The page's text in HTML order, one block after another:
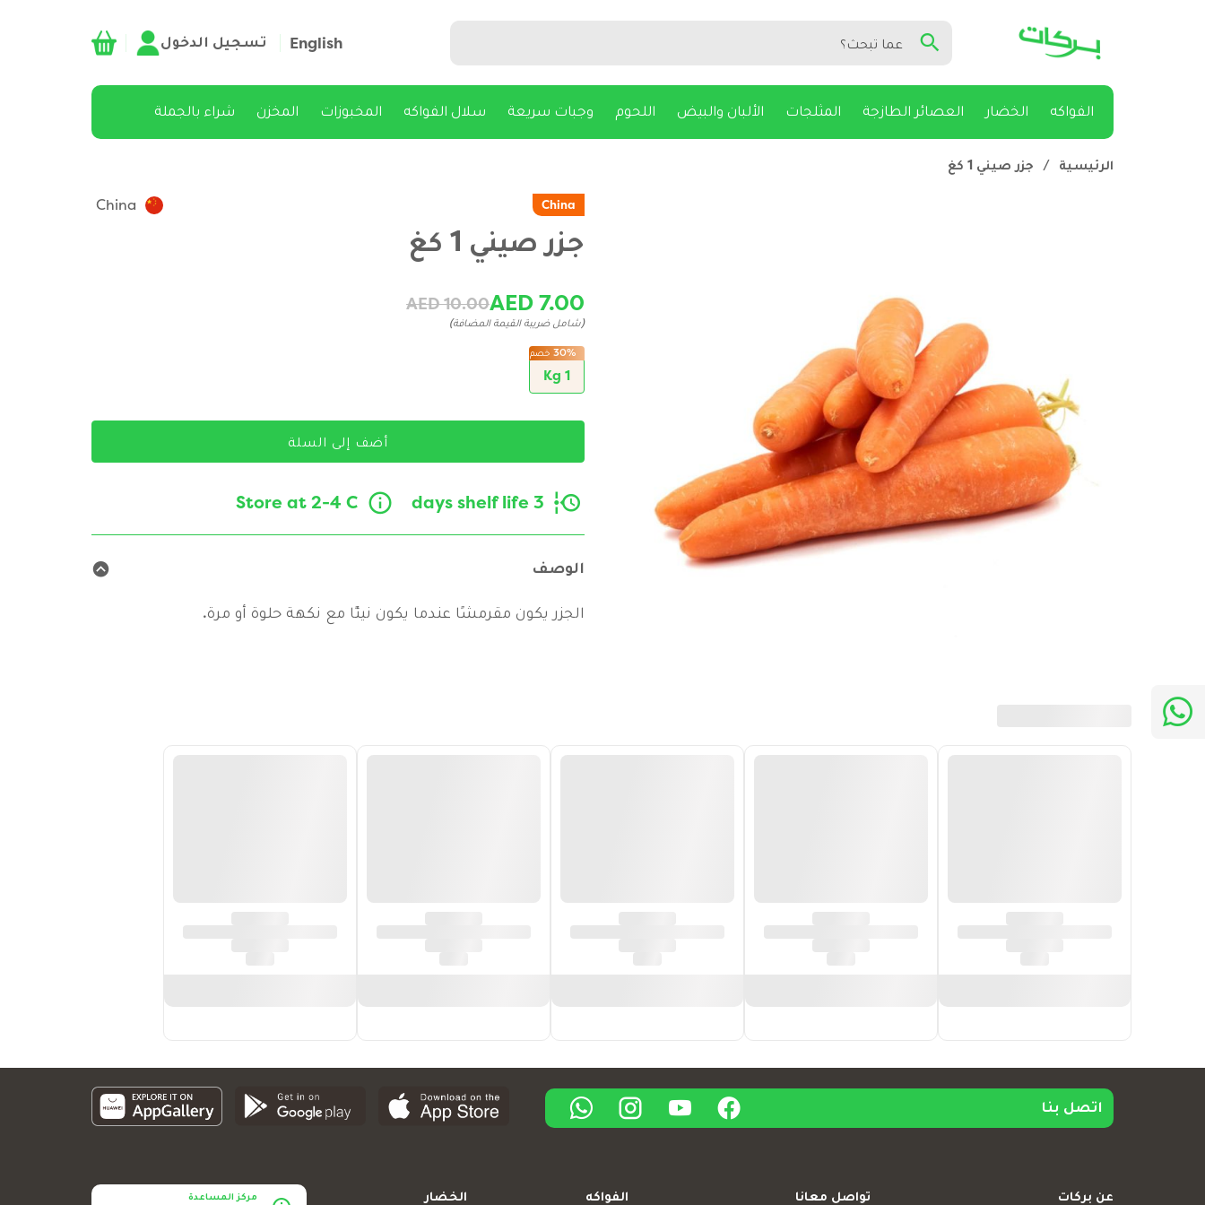
English تسجيل الدخول
الفواكه الخضار العصائر الطازجة المثلجات الألبان والبيض اللحوم وجبات سريعة سلال الفواكه المخبوزات المخزن شراء بالجملة
الرئيسية / جزر صيني 1 كغ
China
China
جزر صيني 1 كغ
AED 7.00
AED 10.00
(شامل ضريبة القيمة المضافة)
30% خصم
1 Kg
أضف إلى السلة
3 days shelf life
Store at 2-4 C
الوصف
الجزر يكون مقرمشًا عندما يكون نيئًا مع نكهة حلوة أو مرة.
اتصل بنا
عن بركات تواصل معانا الفواكه الخضار مركز المساعدة